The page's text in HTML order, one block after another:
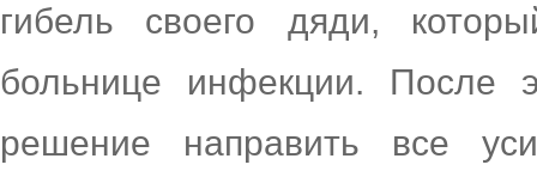
гибель своего дяди,
больнице инфекции. После
решение направить все